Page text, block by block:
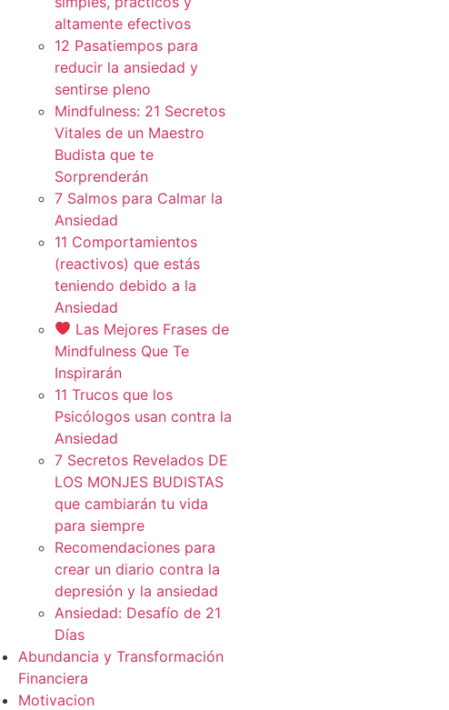
altamente efectivos
12 Pasatiempos para
reducir la ansiedad y
sentirse pleno
Mindfulness: 21 Secretos
Vitales de un Maestro
Budista que te
Sorprenderán
7 Salmos para Calmar la
Ansiedad
11 Comportamientos
(reactivos) que estás
teniendo debido a la
Ansiedad
Las Mejores Frases de
Mindfulness Que Te
Inspirarán
11 Trucos que los
Psicólogos usan contra la
Ansiedad
7 Secretos Revelados DE
LOS MONJES BUDISTAS
que cambiarán tu vida
para siempre
Recomendaciones para
crear un diario contra la
depresión y la ansiedad
Ansiedad: Desafío de 21
Días
Abundancia y Transformación
Financiera
Motivacion